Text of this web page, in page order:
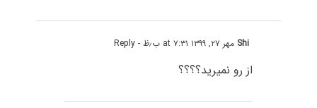
Shi مهر ۲۷, ۱۳۹۹ at ۷:۳۱ ب٫ظ - Reply
از رو نمیرید؟؟؟؟